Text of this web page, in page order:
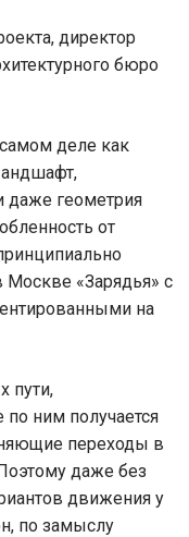
директор
бюро
самом деле как
даже геометрия
от
Москве «Зарядья» с
на
пути,
ним получается
переходы в
даже без
движения у
по замыслу